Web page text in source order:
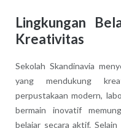
Lingkungan
Kreativitas
Sekolah Skandinavia
yang mendukung
perpustakaan modern,
bermain inovatif
belajar secara aktif.